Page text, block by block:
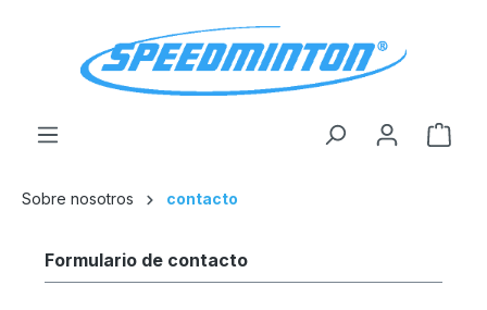
El
Sobre nosotros contacto
Formulario de contacto